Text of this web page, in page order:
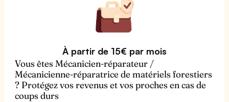
À partir de 15€ par mois
Vous êtes Mécanicien-réparateur /
Mécanicienne-réparatrice de matériels forestiers
? Protégez vos revenus et vos proches en cas de
coups durs